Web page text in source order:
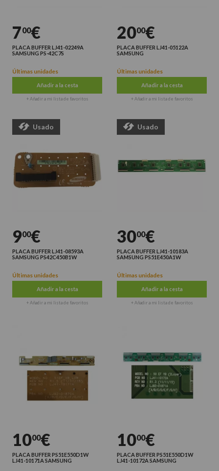
700€
PLACA BUFFER LJ41-02249A
SAMSUNG PS-42C7S
Últimas unidades
Añadir a la cesta
+ Añadir a mi lista de favoritos
2000€
PLACA BUFFER LJ41-05122A
SAMSUNG
Últimas unidades
Añadir a la cesta
+ Añadir a mi lista de favoritos
Usado
900€
PLACA BUFFER LJ41-08593A
SAMSUNG PS42C450B1W
Últimas unidades
Añadir a la cesta
+ Añadir a mi lista de favoritos
Usado
3000€
PLACA BUFFER LJ41-10183A
SAMSUNG PS51E450A1W
Últimas unidades
Añadir a la cesta
+ Añadir a mi lista de favoritos
1000€
PLACA BUFFER PS51E550D1W
LJ41-10171A SAMSUNG
1000€
PLACA BUFFER PS51E550D1W
LJ41-10172A SAMSUNG